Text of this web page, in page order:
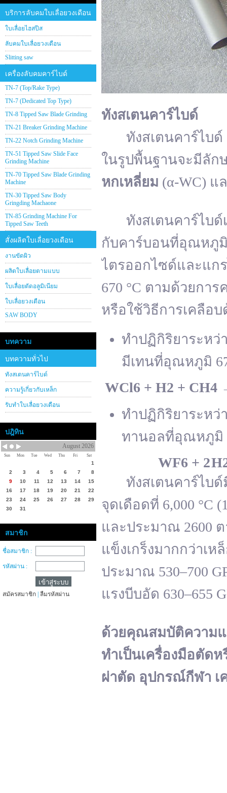
บริการลับคมใบเลื่อยวงเดือน
ใบเลื่อยไฮสปีส
ลับคมใบเลื่อยวงเดือน
Slitting saw
เครื่องลับคมคาร์ไบด์
TN-7 (Top/Rake Type)
TN-7 (Dedicated Top Type)
TN-8 Tipped Saw Blade Grinding
TN-21 Breaker Grinding Machine
TN-22 Notch Grinding Machine
TN-51 Tipped Saw Slide Face
Grinding Machine
TN-70 Tipped Saw Blade Grinding
Machine
TN-30 Tipped Saw Body
Gringding Machaone
TN-85 Grinding Machine For
Tipped Saw Teeth
สั่งผลิตใบเลื่อยวงเดือน
งานขัดผิว
ผลิตใบเลื่อยตามแบบ
ใบเลื่อยตัดอลูมิเนียม
ใบเลื่อยวงเดือน
SAW BODY
บทความ
บทความทั่วไป
ทังสเตนคาร์ไบด์
ความรู้เกี่ยวกับเหล็ก
รับทำใบเลื่อยวงเดือน
ปฎิทิน
August 2026
Sun Mon Tue Wed Thu Fri Sat
1
2
3 4 5 6 7
8
9
10 11 12 13 14
15
16
17 18 19 20 21
22
23
24 25 26 27 28
29
30
31
สมาชิก
ชื่อสมาชิก :
รหัสผ่าน :
สมัครสมาชิก ลืมรหัสผ่าน
ทังสเตนคาร์ไบด์
ทังสเตนคาร์ไบด์ (
ในรูปพื้นฐานจะมีลัก
หกเหลี่ยม (α-WC) แ
ทังสเตนคาร์ไบด์เ
กับคาร์บอนที่อุณหภูมิ
ไตรออกไซด์และแก
670 °C ตามด้วยกา
หรือใช้วิธีการเคลือบ
ทำปฏิกิริยาระหว่
มีเทนที่อุณหภูมิ
WCl6 + H2 + CH4
ทำปฏิกิริยาระหว่
ทานอลที่อุณหภูมิ
WF6 + 2 H
ทังสเตนคาร์ไบด์มี
จุดเดือดที่ 6,000 °C
และประมาณ 2600
แข็งเกร็งมากกว่าเ
ประมาณ 530–700
แรงบีบอัด 630–655
ด้วยคุณสมบัติความแ
ทำเป็นเครื่องมือตัดห
ผ่าตัด อุปกรณ์กีฬา เ